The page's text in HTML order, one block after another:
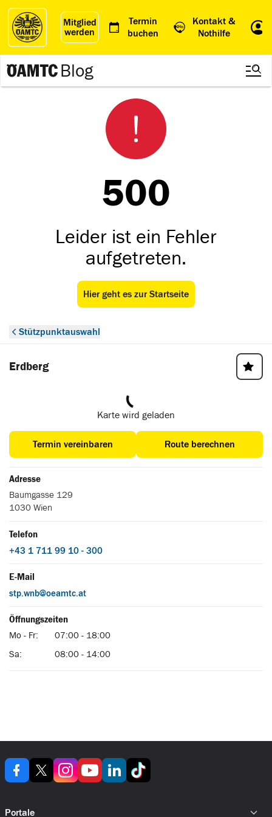
Mitglied
werden
Termin
buchen
Kontakt &
Nothilfe
Blog
500
Leider ist ein Fehler
aufgetreten.
Hier geht es zur Startseite
Portale